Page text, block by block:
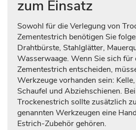
zum Einsatz
Sowohl für die Verlegung von
Zementestrich benötigen Sie
Drahtbürste, Stahlglätter,
Wasserwaage. Wenn Sie sich für
Zementestrich entscheiden,
Werkzeuge vorhanden sein:
Schaufel und Abziehschienen.
Trockenestrich sollte zusätzlich
genannten Werkzeugen eine
Estrich-Zubehör gehören.